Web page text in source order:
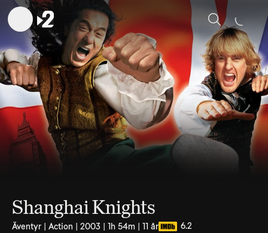
Sök
Shanghai Knights
Äventyr | Action | 2003 | 1h 54m | 11 år 6.2